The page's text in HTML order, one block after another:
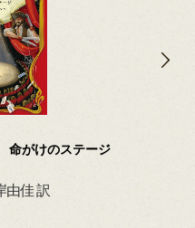
命がけのステージ
由佳 訳